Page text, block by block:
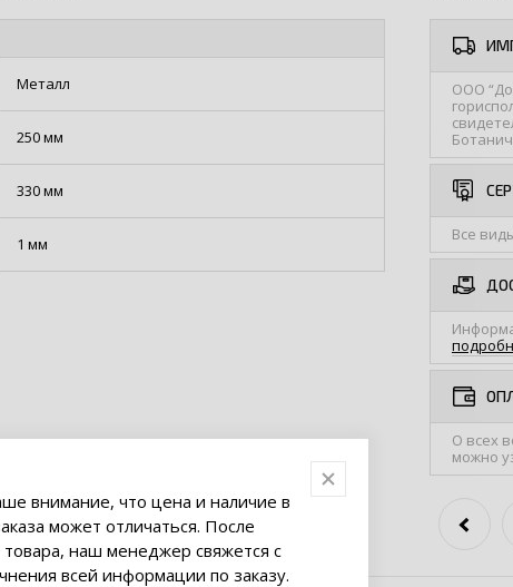
Металл
250 мм
330 мм
1 мм
ООО
Все
О всех
можно
внимание, что цена и наличие в
может отличаться. После
наш менеджер свяжется с
всей информации по заказу.